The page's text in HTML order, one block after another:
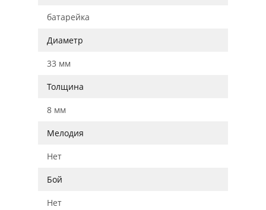
батарейка
Диаметр
33 мм
Толщина
8 мм
Мелодия
Нет
Бой
Нет